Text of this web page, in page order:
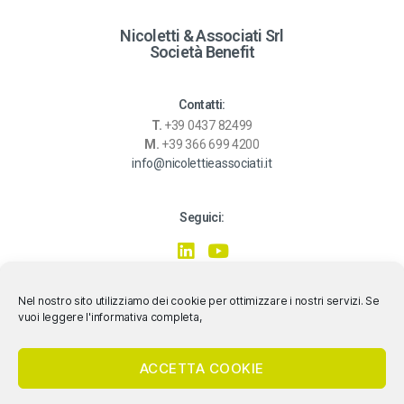
Nel nostro sito utilizziamo dei cookie per ottimizzare i nostri servizi. Se
vuoi leggere l'informativa completa,
ACCETTA COOKIE
Nicoletti & Associati Srl
Società Benefit
Contatti:
T. +39 0437 82499
M. +39 366 699 4200
info@nicolettieassociati.it
Seguici: